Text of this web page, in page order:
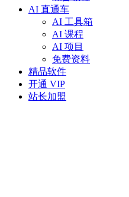
AI 直通车
AI 工具箱
AI 课程
AI 项目
免费资料
精品软件
开通 VIP
站长加盟